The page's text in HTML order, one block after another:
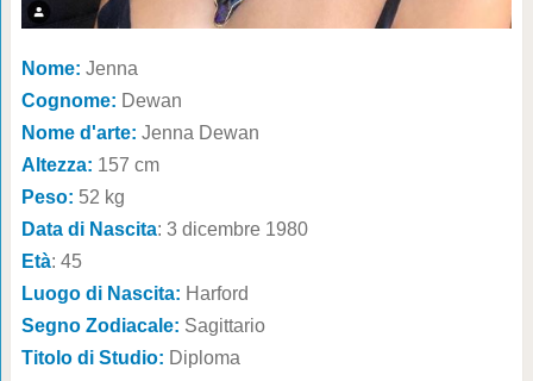
Nome: Jenna
Cognome: Dewan
Nome d'arte: Jenna Dewan
Altezza: 157 cm
Peso: 52 kg
Data di Nascita: 3 dicembre 1980
Età: 45
Luogo di Nascita: Harford
Segno Zodiacale: Sagittario
Titolo di Studio: Diploma